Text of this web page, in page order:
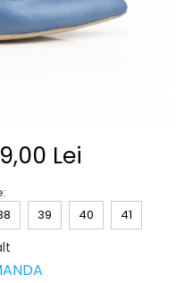
Lei
:
39 40 41